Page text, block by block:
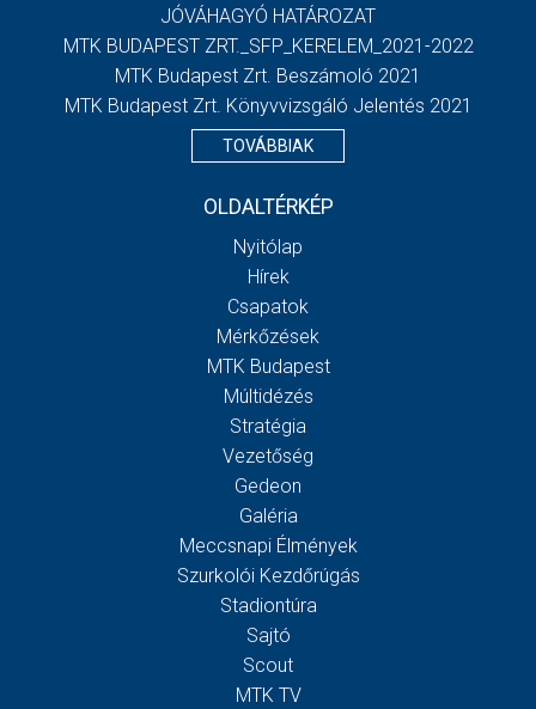
JÓVÁHAGYÓ HATÁROZAT
MTK BUDAPEST ZRT._SFP_KERELEM_2021-2022
MTK Budapest Zrt. Beszámoló 2021
MTK Budapest Zrt. Könyvvizsgáló Jelentés 2021
TOVÁBBIAK
OLDALTÉRKÉP
Nyitólap
Hírek
Csapatok
Mérkőzések
MTK Budapest
Múltidézés
Stratégia
Vezetőség
Gedeon
Galéria
Meccsnapi Élmények
Szurkolói Kezdőrúgás
Stadiontúra
Sajtó
Scout
MTK TV